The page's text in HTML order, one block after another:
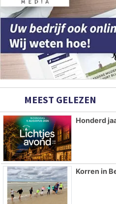
MEEST GELEZEN
Honderd
Korren in